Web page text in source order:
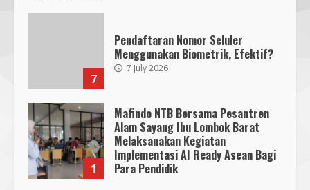
7
Pendaftaran Nomor Seluler
Menggunakan Biometrik, Efektif?
7 July 2026
1
Mafindo NTB Bersama Pesantren
Alam Sayang Ibu Lombok Barat
Melaksanakan Kegiatan
Implementasi AI Ready Asean Bagi
Para Pendidik
5
Hj. Nurhaidah Ucapkan Selamat
Gali Mimpi dan Harapan Calon Ketua
dan Wakil Ketua OSIS SMPN 7